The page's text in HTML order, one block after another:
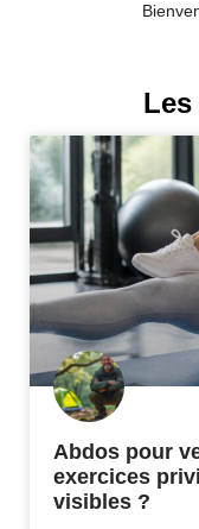
Abdos pour
exercices
visibles ?